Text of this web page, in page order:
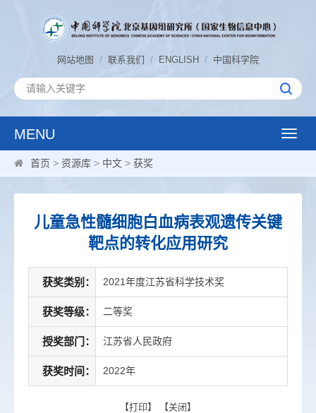
网站地图 / 联系我们 / ENGLISH / 中国科学院
MENU
Toggle
首页 > 资源库 > 中文 > 获奖
儿童急性髓细胞白血病表观遗传关键
靶点的转化应用研究
获奖类别： 2021年度江苏省科学技术奖
获奖等级： 二等奖
授奖部门： 江苏省人民政府
获奖时间： 2022年
【打印】 【关闭 】